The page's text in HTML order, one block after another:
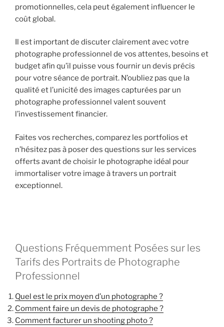
promotionnelles, cela peut également influencer le
coût global.
Il est important de discuter clairement avec votre
photographe professionnel de vos attentes, besoins et
budget afin qu’il puisse vous fournir un devis précis
pour votre séance de portrait. N’oubliez pas que la
qualité et l’unicité des images capturées par un
photographe professionnel valent souvent
l’investissement financier.
Faites vos recherches, comparez les portfolios et
n’hésitez pas à poser des questions sur les services
offerts avant de choisir le photographe idéal pour
immortaliser votre image à travers un portrait
exceptionnel.
Questions Fréquemment Posées sur les
Tarifs des Portraits de Photographe
Professionnel
Quel est le prix moyen d’un photographe ?
Comment faire un devis de photographe ?
Comment facturer un shooting photo ?